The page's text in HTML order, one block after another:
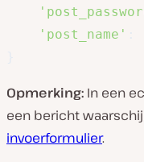
'post_name'
Opmerking: In een
een bericht
invoerformulier.